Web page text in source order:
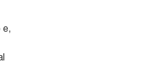
e,